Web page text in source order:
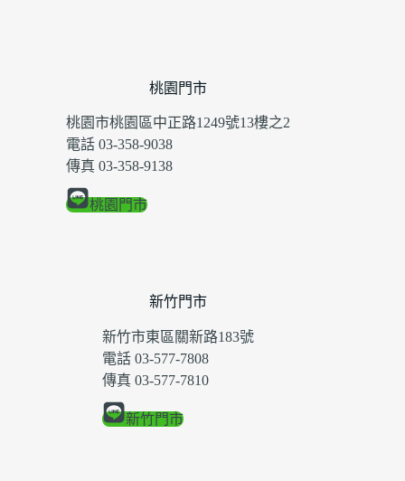
桃園門市
桃園市桃園區中正路1249號13樓之2
電話 03-358-9038
傳真 03-358-9138
桃園門市
新竹門市
新竹市東區關新路183號
電話 03-577-7808
傳真 03-577-7810
新竹門市